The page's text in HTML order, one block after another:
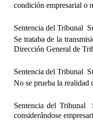
condición empresarial o
Sentencia del Tribunal
Se trataba de la
Dirección General de
Sentencia del Tribunal
No se prueba la realidad
Sentencia del Tribunal
considerándose